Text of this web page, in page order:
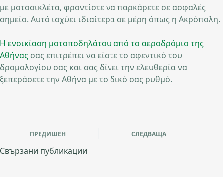
με μοτοσικλέτα, φροντίστε να παρκάρετε σε ασφαλές
σημείο. Αυτό ισχύει ιδιαίτερα σε μέρη όπως η Ακρόπολη.
Η ενοικίαση μοτοποδηλάτου από το αεροδρόμιο της
Αθήνας σας επιτρέπει να είστε το αφεντικό του
δρομολογίου σας και σας δίνει την ελευθερία να
ξεπεράσετε την Αθήνα με το δικό σας ρυθμό.
ПРЕДИШЕН СЛЕДВАЩА
Свързани публикации